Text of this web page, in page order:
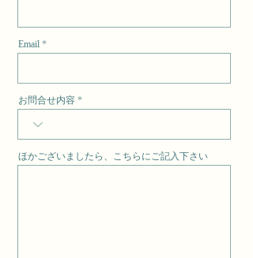
Email
お問合せ内容
ほかございましたら、こちらにご記入下さい